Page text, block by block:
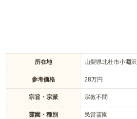
所在地 山梨県北杜市小淵
参考価格 28万円
宗旨・宗派 宗教不問
霊園・種別 民営霊園